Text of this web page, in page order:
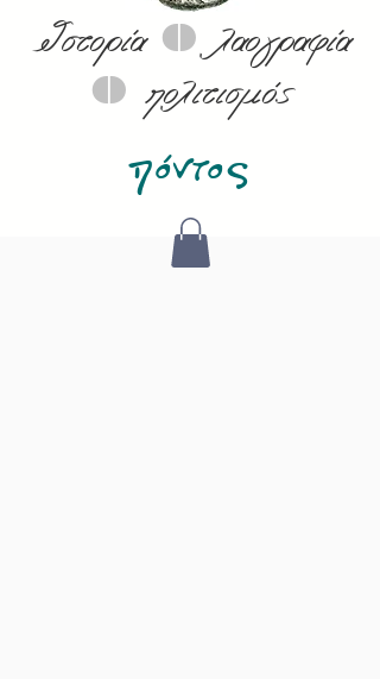
Ιστορία 0 λαογραφία
0 πολιτισμός
πόντος